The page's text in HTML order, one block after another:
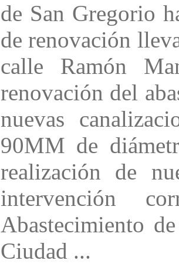
de San Gregorio
de renovación
calle Ramón
renovación del
nuevas
90MM de
realización de
intervención
Abastecimiento
Ciudad ...